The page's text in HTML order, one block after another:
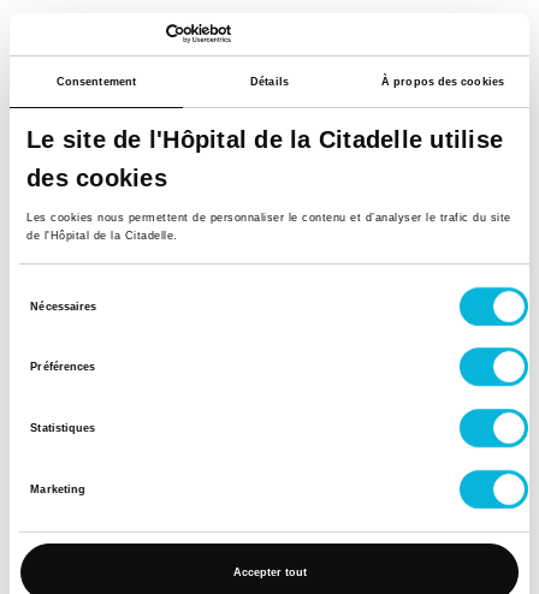
Consentement Détails À propos des cookies
Le site de l'Hôpital de la Citadelle utilise
des cookies
Les cookies nous permettent de personnaliser le contenu et d’analyser le trafic du site
de l'Hôpital de la Citadelle.
Nécessaires
Préférences
Statistiques
Marketing
Accepter tout
Soutenez notre Fondation
Votre don à la Fondation permet de
directement le bien-être des patients et
Espace Patient
Professionnels de la santé